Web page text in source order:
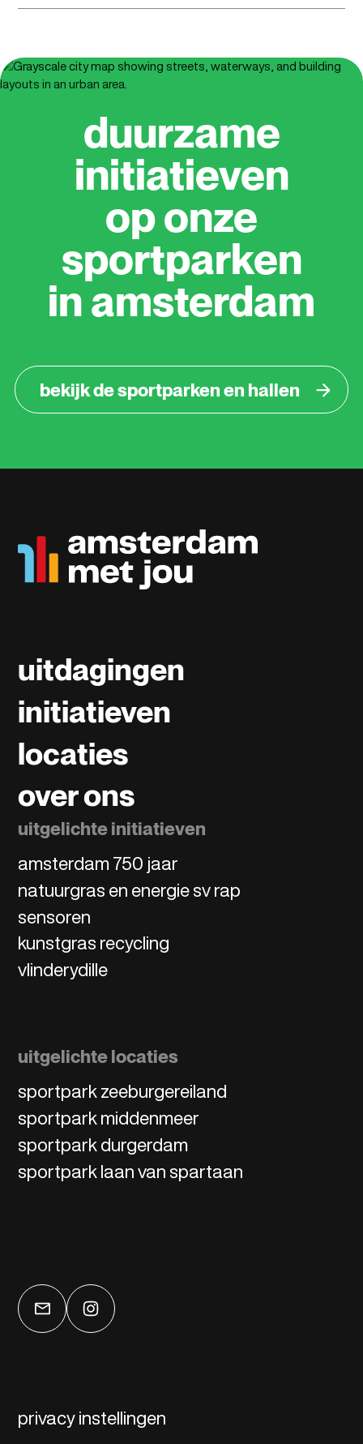
duurzame
initiatieven
op onze
sportparken
in amsterdam
bekijk de sportparken en hallen
uitdagingen
initiatieven
locaties
over ons
uitgelichte initiatieven
amsterdam 750 jaar
natuurgras en energie sv rap
sensoren
kunstgras recycling
vlinderydille
uitgelichte locaties
sportpark zeeburgereiland
sportpark middenmeer
sportpark durgerdam
sportpark laan van spartaan
privacy instellingen